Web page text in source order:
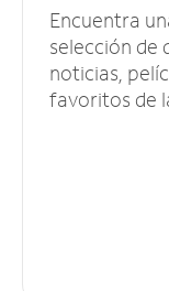
Encuentra
selección de
noticias,
favoritos de